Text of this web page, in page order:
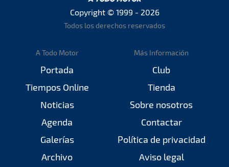
Copyright © 1999 - 2026
Todos los derechos reservados
A Todo Motor
Portada
Tiempos Online
Noticias
Agenda
Galerías
Archivo
Más Información
Club
Tienda
Sobre nosotros
Contactar
Política de privacidad
Aviso legal